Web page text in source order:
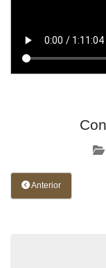
Anterior